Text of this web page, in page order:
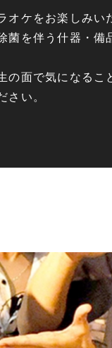
オケをお楽しみい
菌を伴う什器・
の面で気になるこ
さい。